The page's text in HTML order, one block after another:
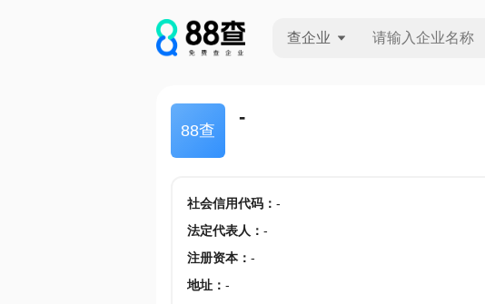
查企业
88查
-
社会信用代码： -
法定代表人 ： -
注册资本： -
地址： -